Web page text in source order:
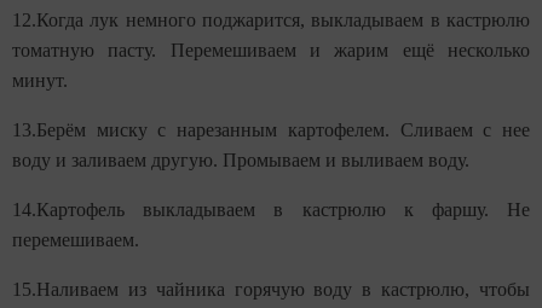
12.Когда лук немного поджарится, выкладываем в кастрюлю
томатную пасту. Перемешиваем и жарим ещё несколько
минут.
13.Берём миску с нарезанным картофелем. Сливаем с нее
воду и заливаем другую. Промываем и выливаем воду.
14.Картофель выкладываем в кастрюлю к фаршу. Не
перемешиваем.
15.Наливаем из чайника горячую воду в кастрюлю, чтобы